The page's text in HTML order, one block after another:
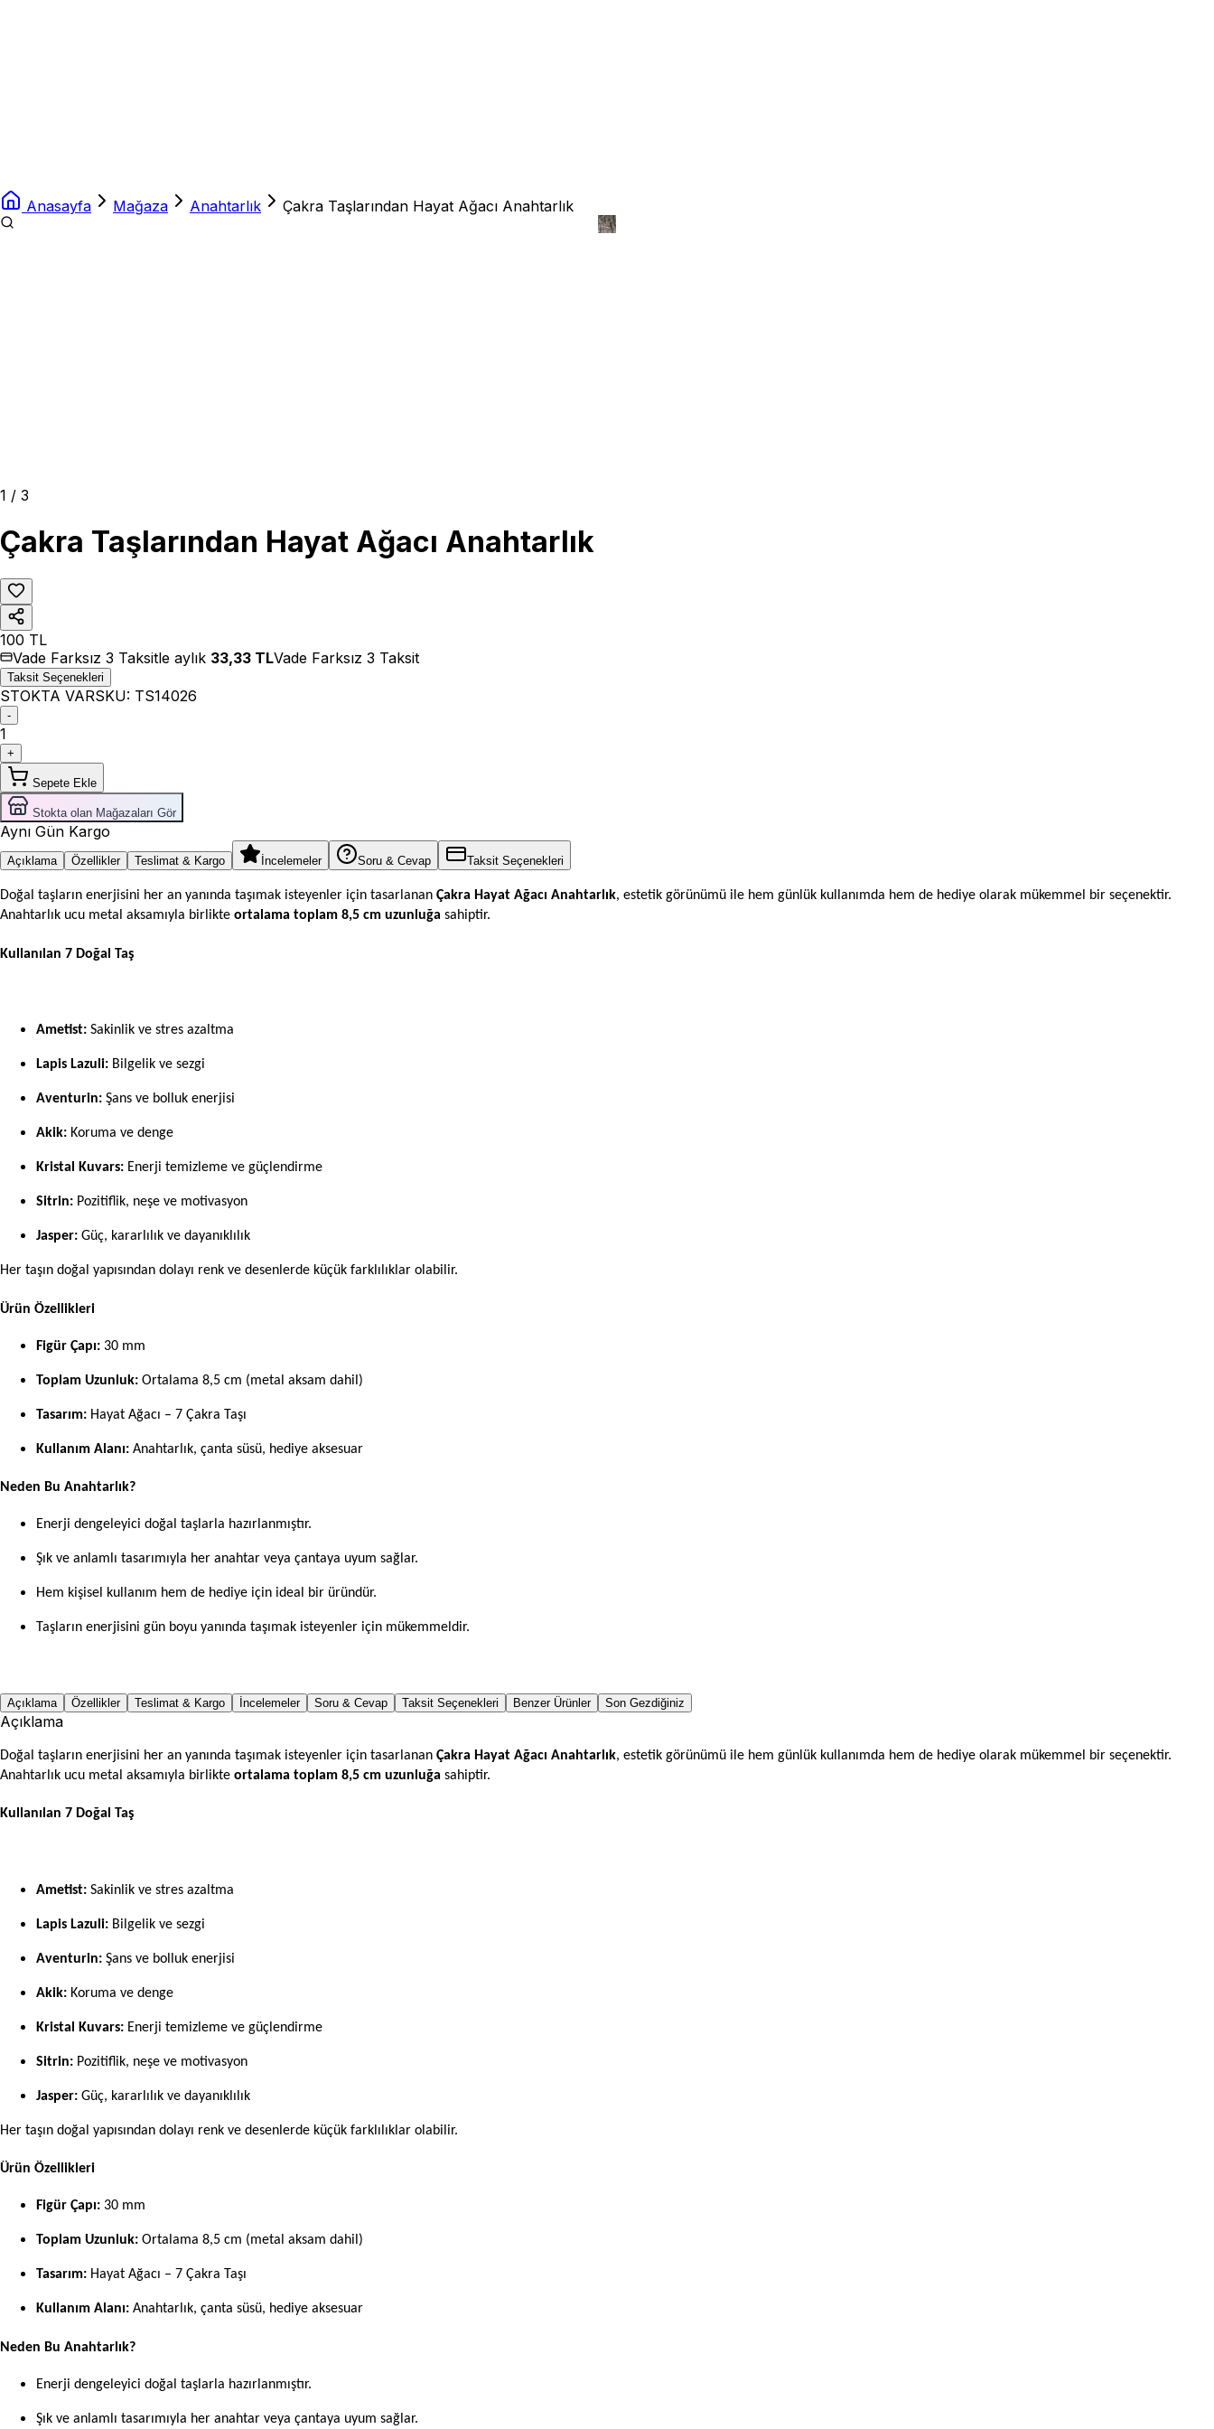
Anasayfa Mağaza Anahtarlık Çakra Taşlarından Hayat Ağacı Anahtarlık
1 / 3
Çakra Taşlarından Hayat Ağacı Anahtarlık
100 TL
Vade Farksız 3 Taksitle aylık 33,33 TLVade Farksız 3 Taksit
Taksit Seçenekleri
STOKTA VARSKU: TS14026
-
1
+
Sepete Ekle
Stokta olan Mağazaları Gör
Aynı Gün Kargo
Açıklama Özellikler Teslimat & Kargo İncelemeler Soru & Cevap Taksit Seçenekleri
Doğal taşların enerjisini her an yanında taşımak isteyenler için tasarlanan Çakra Hayat Ağacı Anahtarlık, estetik görünümü ile hem günlük kullanımda hem de hediye olarak mükemmel bir seçenektir.
Anahtarlık ucu metal aksamıyla birlikte ortalama toplam 8,5 cm uzunluğa sahiptir.
Kullanılan 7 Doğal Taş
Ametist: Sakinlik ve stres azaltma
Lapis Lazuli: Bilgelik ve sezgi
Aventurin: Şans ve bolluk enerjisi
Akik: Koruma ve denge
Kristal Kuvars: Enerji temizleme ve güçlendirme
Sitrin: Pozitiflik, neşe ve motivasyon
Jasper: Güç, kararlılık ve dayanıklılık
Her taşın doğal yapısından dolayı renk ve desenlerde küçük farklılıklar olabilir.
Ürün Özellikleri
Figür Çapı: 30 mm
Toplam Uzunluk: Ortalama 8,5 cm (metal aksam dahil)
Tasarım: Hayat Ağacı – 7 Çakra Taşı
Kullanım Alanı: Anahtarlık, çanta süsü, hediye aksesuar
Neden Bu Anahtarlık?
Enerji dengeleyici doğal taşlarla hazırlanmıştır.
Şık ve anlamlı tasarımıyla her anahtar veya çantaya uyum sağlar.
Hem kişisel kullanım hem de hediye için ideal bir üründür.
Taşların enerjisini gün boyu yanında taşımak isteyenler için mükemmeldir.
Açıklama Özellikler Teslimat & Kargo İncelemeler Soru & Cevap Taksit Seçenekleri Benzer Ürünler Son Gezdiğiniz
Açıklama
Doğal taşların enerjisini her an yanında taşımak isteyenler için tasarlanan Çakra Hayat Ağacı Anahtarlık, estetik görünümü ile hem günlük kullanımda hem de hediye olarak mükemmel bir seçenektir.
Anahtarlık ucu metal aksamıyla birlikte ortalama toplam 8,5 cm uzunluğa sahiptir.
Kullanılan 7 Doğal Taş
Ametist: Sakinlik ve stres azaltma
Lapis Lazuli: Bilgelik ve sezgi
Aventurin: Şans ve bolluk enerjisi
Akik: Koruma ve denge
Kristal Kuvars: Enerji temizleme ve güçlendirme
Sitrin: Pozitiflik, neşe ve motivasyon
Jasper: Güç, kararlılık ve dayanıklılık
Her taşın doğal yapısından dolayı renk ve desenlerde küçük farklılıklar olabilir.
Ürün Özellikleri
Figür Çapı: 30 mm
Toplam Uzunluk: Ortalama 8,5 cm (metal aksam dahil)
Tasarım: Hayat Ağacı – 7 Çakra Taşı
Kullanım Alanı: Anahtarlık, çanta süsü, hediye aksesuar
Neden Bu Anahtarlık?
Enerji dengeleyici doğal taşlarla hazırlanmıştır.
Şık ve anlamlı tasarımıyla her anahtar veya çantaya uyum sağlar.